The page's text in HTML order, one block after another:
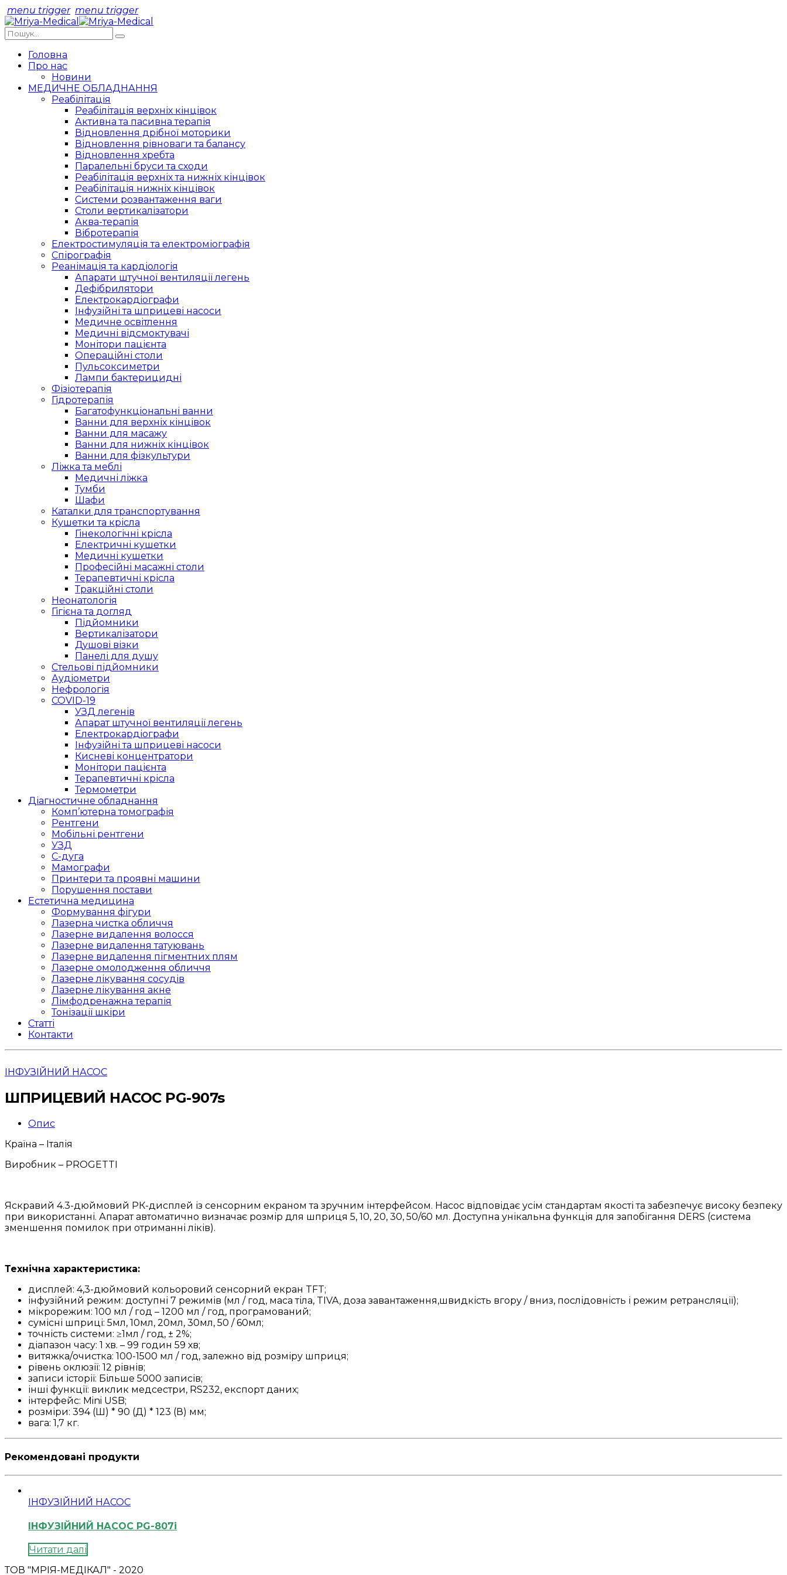
menu trigger menu trigger
Головна
Про нас
Новини
МЕДИЧНЕ ОБЛАДНАННЯ
Реабілітація
Реабілітація верхніх кінцівок
Активна та пасивна терапія
Відновлення дрібної моторики
Відновлення рівноваги та балансу
Відновлення хребта
Паралельні бруси та сходи
Реабілітація верхніх та нижніх кінцівок
Реабілітація нижніх кінцівок
Системи розвантаження ваги
Столи вертикалізатори
Аква-терапія
Вібротерапія
Електростимуляція та електроміографія
Спірографія
Реанімація та кардіологія
Апарати штучної вентиляції легень
Дефібрилятори
Електрокардіографи
Інфузійні та шприцеві насоси
Медичне освітлення
Медичні відсмоктувачі
Монітори пацієнта
Операційні столи
Пульсоксиметри
Лампи бактерицидні
Фізіотерапія
Гідротерапія
Багатофункціональні ванни
Ванни для верхніх кінцівок
Ванни для масажу
Ванни для нижніх кінцівок
Ванни для фізкультури
Ліжка та меблі
Медичні ліжка
Тумби
Шафи
Каталки для транспортування
Кушетки та крісла
Гінекологічні крісла
Електричні кушетки
Медичні кушетки
Професійні масажні столи
Терапевтичні крісла
Тракційні столи
Неонатологія
Гігієна та догляд
Підйомники
Вертикалізатори
Душові візки
Панелі для душу
Стельові підйомники
Аудіометри
Нефрологія
COVID-19
УЗД легенів
Апарат штучної вентиляції легень
Електрокардіографи
Інфузійні та шприцеві насоси
Кисневі концентратори
Монітори пацієнта
Терапевтичні крісла
Термометри
Діагностичне обладнання
Комп’ютерна томографія
Рентгени
Мобільні рентгени
УЗД
С-дуга
Мамографи
Принтери та проявні машини
Порушення постави
Естетична медицина
Формування фігури
Лазерна чистка обличчя
Лазерне видалення волосся
Лазерне видалення татуювань
Лазерне видалення пігментних плям
Лазерне омолодження обличчя
Лазерне лікування сосудів
Лазерне лікування акне
Лімфодренажна терапія
Тонізації шкіри
Статті
Контакти
ІНФУЗІЙНИЙ НАСОС
ШПРИЦЕВИЙ НАСОС PG-907s
Опис
Країна – Італія
Виробник – PROGETTI
Яскравий 4.3-дюймовий РК-дисплей із сенсорним екраном та зручним інтерфейсом. Насос відповідає усім стандартам якості та забезпечує високу безпеку
при використанні. Апарат автоматично визначає розмір для шприця 5, 10, 20, 30, 50/60 мл. Доступна унікальна функція для запобігання DERS (система
зменшення помилок при отриманні ліків).
Технічна характеристика:
дисплей: 4,3-дюймовий кольоровий сенсорний екран TFT;
інфузійний режим: доступні 7 режимів (мл / год, маса тіла, TIVA, доза завантаження,швидкість вгору / вниз, послідовність і режим ретрансляції);
мікрорежим: 100 мл / год – 1200 мл / год, програмований;
сумісні шприці: 5мл, 10мл, 20мл, 30мл, 50 / 60мл;
точність системи: ≥1мл / год, ± 2%;
діапазон часу: 1 хв. – 99 годин 59 хв;
витяжка/очистка: 100-1500 мл / год, залежно від розміру шприця;
рівень оклюзії: 12 рівнів;
записи історії: Більше 5000 записів;
інші функції: виклик медсестри, RS232, експорт даних;
інтерфейс: Mini USB;
розміри: 394 (Ш) * 90 (Д) * 123 (В) мм;
вага: 1,7 кг.
Рекомендовані продукти
ІНФУЗІЙНИЙ НАСОС
ІНФУЗІЙНИЙ НАСОС PG-807i
Читати далі
ТОВ "МРІЯ-МЕДІКАЛ" - 2020